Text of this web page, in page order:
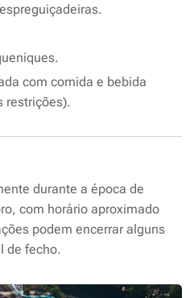
com comida e bebida
restrições).
durante a época de
com horário aproximado
podem encerrar alguns
de fecho.